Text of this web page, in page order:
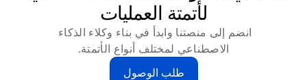
لأتمتة العمليات
الاصطناعي لمختلف أنواع الأتمتة.
طلب الوصول